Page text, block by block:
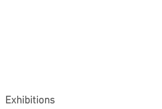
Exhibitions